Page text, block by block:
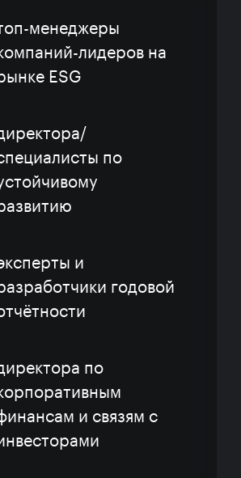
менеджеры
лидеров на
ESG
по
и
годовой
по
и связям с